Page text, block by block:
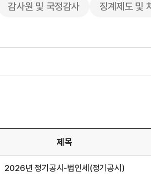
감사원 및 국정감사 징계제도 및
제목
제목
2026년 정기공시-법인세(정기공시)